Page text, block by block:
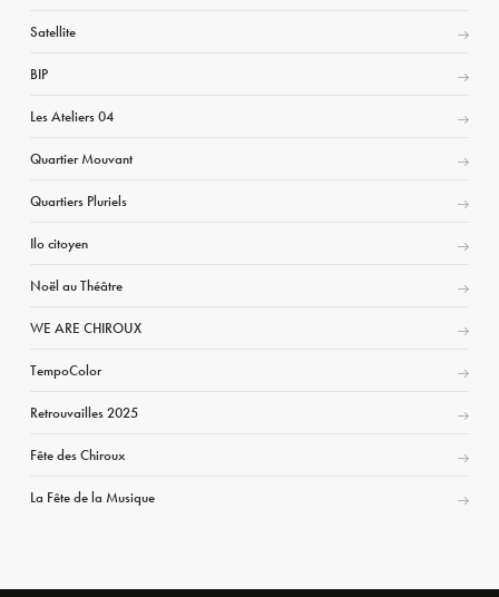
Satellite
BIP
Les Ateliers 04
Quartier Mouvant
Quartiers Pluriels
Ilo citoyen
Noël au Théâtre
WE ARE CHIROUX
TempoColor
Retrouvailles 2025
Fête des Chiroux
La Fête de la Musique